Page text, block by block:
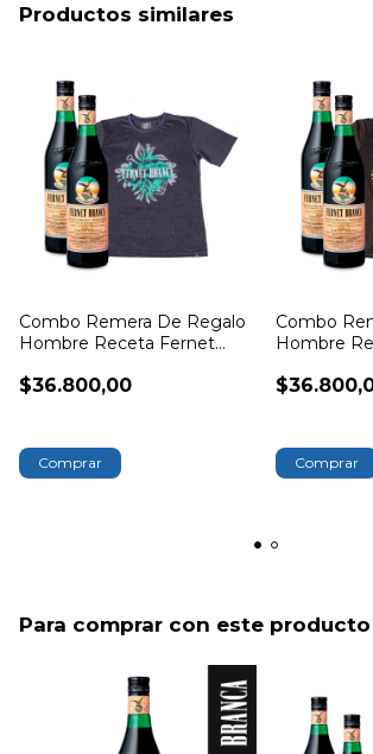
Productos similares
Combo Remera De Regalo
Hombre Receta Fernet
$36.800,00
Comprar
Combo
Hombre
Comprar
Para comprar con este producto